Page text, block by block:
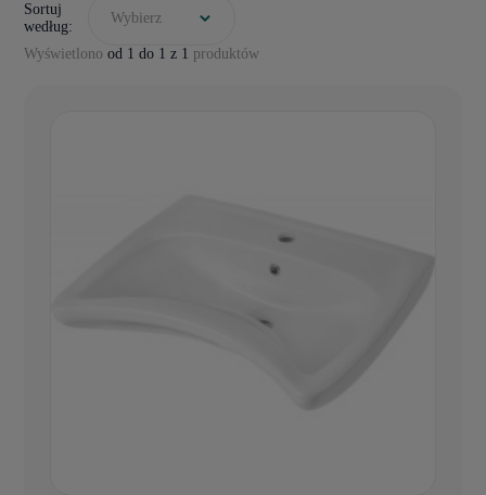
Wyświetlono od 1 do 1 z 1 produktów
Sortuj
według:
Wybierz